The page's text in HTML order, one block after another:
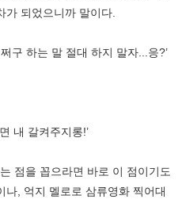
가 되었으니까 말이다.
구 하는 말 절대 하지 말자...응?’
내 갈켜주지롱!’
점을 꼽으라면 바로 이 점이기도
나, 억지 멜로로 삼류영화 찍어대